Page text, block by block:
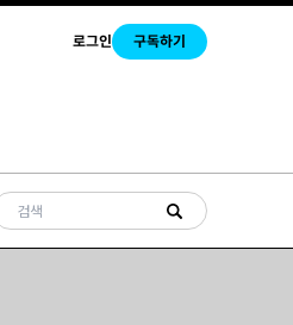
로그인 구독하기